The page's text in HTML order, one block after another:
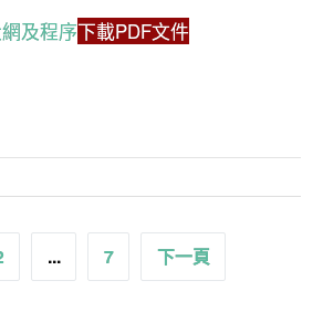
及程序下載PDF文件
... 7 下一頁